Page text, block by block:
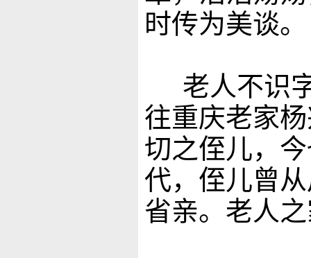
时传为美谈。
老人不识
往重庆老家
切之侄儿，
代，侄儿曾
省亲。老人